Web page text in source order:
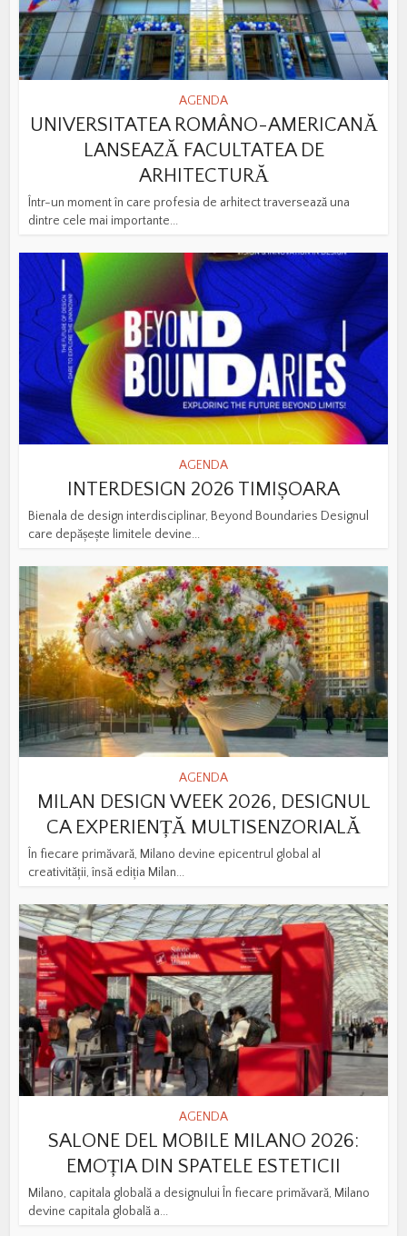
AGENDA
UNIVERSITATEA ROMÂNO-AMERICANĂ
LANSEAZĂ FACULTATEA DE
ARHITECTURĂ
Într-un moment în care profesia de arhitect traversează una
dintre cele mai importante...
AGENDA
INTERDESIGN 2026 TIMIȘOARA
Bienala de design interdisciplinar, Beyond Boundaries Designul
care depășește limitele devine...
AGENDA
MILAN DESIGN WEEK 2026, DESIGNUL
CA EXPERIENȚĂ MULTISENZORIALĂ
În fiecare primăvară, Milano devine epicentrul global al
creativității, însă ediția Milan...
AGENDA
SALONE DEL MOBILE MILANO 2026:
EMOȚIA DIN SPATELE ESTETICII
Milano, capitala globală a designului În fiecare primăvară, Milano
devine capitala globală a...